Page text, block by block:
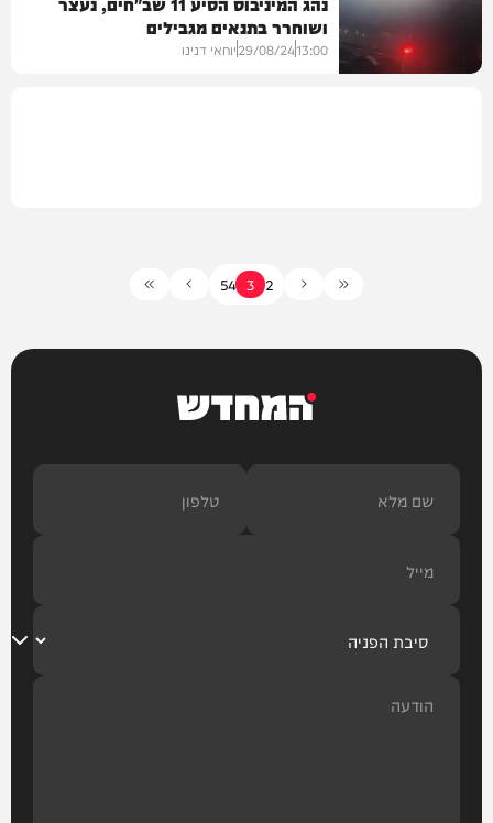
חדשות
ושוחרר בתנאים מגבילים
13:00
29/08/24יוחאי דנינו
2
3
4
5
המחדש